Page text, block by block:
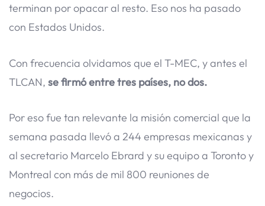
terminan por opacar al resto. Eso nos ha pasado
con Estados Unidos.
Con frecuencia olvidamos que el T-MEC, y antes el
TLCAN, se firmó entre tres países, no dos.
Por eso fue tan relevante la misión comercial que la
semana pasada llevó a 244 empresas mexicanas y
al secretario Marcelo Ebrard y su equipo a Toronto y
Montreal con más de mil 800 reuniones de
negocios.